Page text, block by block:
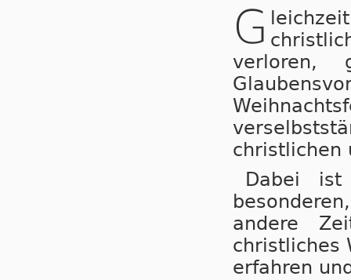
G
verloren,
christlichen
Dabei
andere
christliches
erfahren